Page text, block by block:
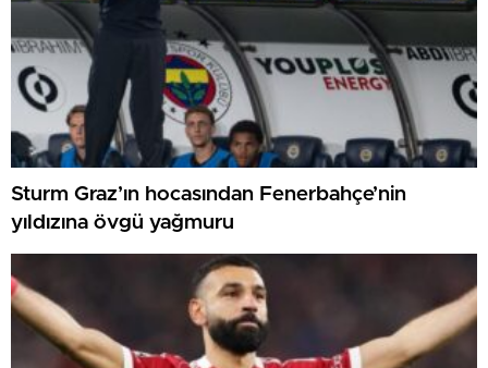
Sturm Graz’ın hocasından Fenerbahçe’nin
yıldızına övgü yağmuru